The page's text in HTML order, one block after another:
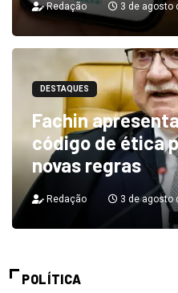
Redação 3 de agosto
DESTAQUES
Fachin
código de ética
novas regras
Redação 3 de agosto
POLÍTICA